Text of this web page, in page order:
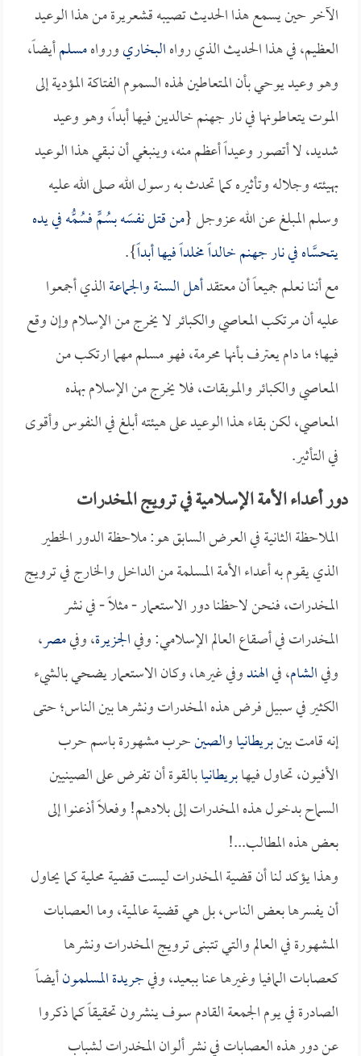
الآخر حين يسمع هذا الحديث تصيبه قشعريرة من هذا الوعيد
العظيم، في هذا الحديث الذي رواهالبخاريورواهمسلمأيضاً،
وهو وعيد يوحي بأن المتعاطين لهذه السموم الفتاكة المؤدية إلى
الموت يتعاطونها في نار جهنم خالدين فيها أبداً، وهو وعيد
شديد، لا أتصور وعيداً أعظم منه، وينبغي أن نبقي هذا الوعيد
بهيئته وجلاله وتأثيره كما تحدث به رسول الله صلى الله عليه
وسلم المبلغ عن الله عزوجل {من قتل نفسَه بسُمٍّ فسُمُّه في يده
يتحسَّاه في نار جهنم خالداً مخلداً فيها أبداً}.
مع أننا نعلم جميعاً أن معتقدأهل السنة والجماعةالذي أجمعوا
عليه أن مرتكب المعاصي والكبائر لا يخرج من الإسلام وإن وقع
فيها؛ ما دام يعترف بأنها محرمة، فهو مسلم مهما ارتكب من
المعاصي والكبائر والموبقات، فلا يخرج من الإسلام بهذه
المعاصي، لكن بقاء هذا الوعيد على هيئته أبلغ في النفوس وأقوى
في التأثير.
دور أعداء الأمة الإسلامية في ترويج المخدرات
الملاحظة الثانية في العرض السابق هو: ملاحظة الدور الخطير
الذي يقوم به أعداء الأمة المسلمة من الداخل والخارج في ترويج
المخدرات، فنحن لاحظنا دور الاستعمار - مثلاً - في نشر
المخدرات في أصقاع العالم الإسلامي: وفيالجزيرة، وفيمصر،
وفيالشام، فيالهندوفي غيرها، وكان الاستعمار يضحي بالشيء
الكثير في سبيل فرض هذه المخدرات ونشرها بين الناس؛ حتى
إنه قامت بينبريطانياوالصينحرب مشهورة باسم حرب
الأفيون، تحاول فيهابريطانيابالقوة أن تفرض على الصينيين
السماح بدخول هذه المخدرات إلى بلادهم! وفعلاً أذعنوا إلى
بعض هذه المطالب...!
وهذا يؤكد لنا أن قضية المخدرات ليست قضية محلية كما يحاول
أن يفسرها بعض الناس، بل هي قضية عالمية، وما العصابات
المشهورة في العالم والتي تتبنى ترويج المخدرات ونشرها
كعصابات المافيا وغيرها عنا ببعيد، وفيجريدة المسلمونأيضاً
الصادرة في يوم الجمعة القادم سوف ينشرون تحقيقاً كما ذكروا
عن دور هذه العصابات في نشر ألوان المخدرات لشباب